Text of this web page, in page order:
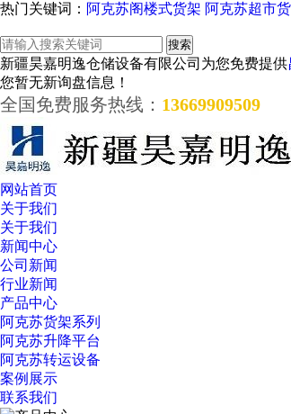
热门关键词： 阿克苏阁楼式货架 阿克苏超市
新疆昊嘉明逸仓储设备有限公司为您免费提供
您暂无新询盘信息！
全国免费服务热线： 13669909509
网站首页
关于我们
关于我们
新闻中心
公司新闻
行业新闻
产品中心
阿克苏货架系列
阿克苏升降平台
阿克苏转运设备
案例展示
联系我们